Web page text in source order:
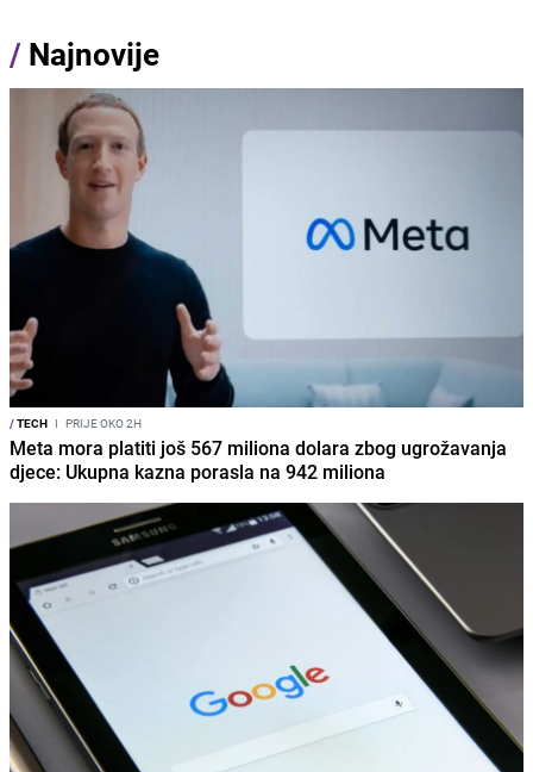
/ Najnovije
/TECH I PRIJE OKO 2H
Meta mora platiti još 567 miliona dolara zbog ugrožavanja
djece: Ukupna kazna porasla na 942 miliona